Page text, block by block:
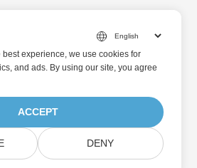
best experience, we use cookies for
and ads. By using our site, you agree
ACCEPT
DENY